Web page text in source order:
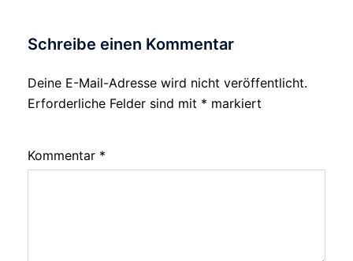
Schreibe einen Kommentar
Deine E-Mail-Adresse wird nicht veröffentlicht.
Erforderliche Felder sind mit * markiert
Kommentar *
Alternative: